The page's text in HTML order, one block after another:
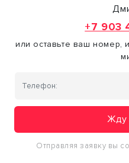
+7 903
или оставьте ваш номер,
Жду
Отправляя заявку вы